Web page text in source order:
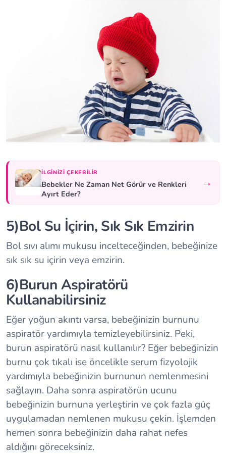
İLGINIZI ÇEKEBILIR
Bebekler Ne Zaman Net Görür ve Renkleri
Ayırt Eder?
→
5)Bol Su İçirin, Sık Sık Emzirin
Bol sıvı alımı mukusu incelteceğinden, bebeğinize
sık sık su içirin veya emzirin.
6)Burun Aspiratörü
Kullanabilirsiniz
Eğer yoğun akıntı varsa, bebeğinizin burnunu
aspiratör yardımıyla temizleyebilirsiniz. Peki,
burun aspiratörü nasıl kullanılır? Eğer bebeğinizin
burnu çok tıkalı ise öncelikle serum fizyolojik
yardımıyla bebeğinizin burnunun nemlenmesini
sağlayın. Daha sonra aspiratörün ucunu
bebeğinizin burnuna yerleştirin ve çok fazla güç
uygulamadan nemlenen mukusu çekin. İşlemden
hemen sonra bebeğinizin daha rahat nefes
aldığını göreceksiniz.